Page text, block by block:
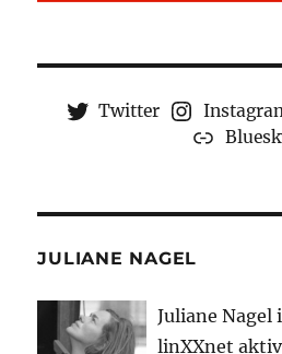
Twitter
JULIANE NAGEL
Juliane Nagel
linXXnet